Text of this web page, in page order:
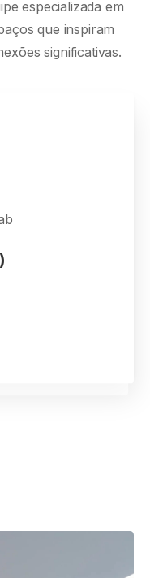
especializada em
que inspiram
significativas.